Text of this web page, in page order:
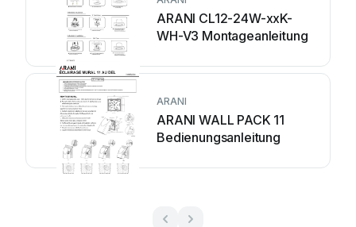
ARANI CL12-24W-xxK-
WH-V3 Montageanleitung
ARANI
ARANI WALL PACK 11
Bedienungsanleitung